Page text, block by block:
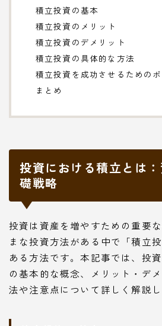
積立投資の基本
積立投資のメリット
積立投資のデメリット
積立投資の具体的な方法
積立投資を成功させるための
まとめ
投資における積立とは
礎戦略
投資は資産を増やすための重要
まな投資方法がある中で「積立
ある方法です。本記事では、投
の基本的な概念、メリット・デ
法や注意点について詳しく解説し